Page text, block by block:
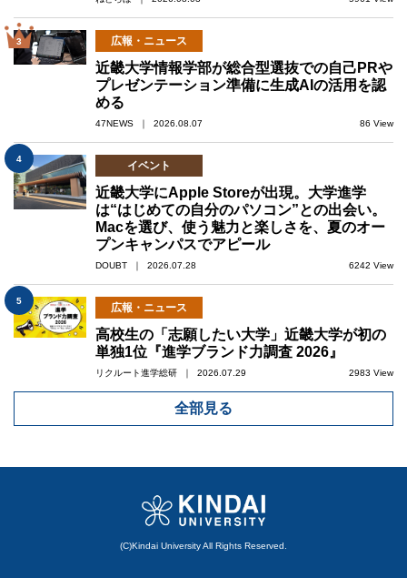
3 広報・ニュース
近畿大学情報学部が総合型選抜での自己PRや
プレゼンテーション準備に生成AIの活用を認
める
47NEWS ｜ 2026.08.07 86 View
4
イベント
近畿大学にApple Storeが出現。大学進学
は“はじめての自分のパソコン”との出会い。
Macを選び、使う魅力と楽しさを、夏のオー
プンキャンパスでアピール
DOUBT ｜ 2026.07.28 6242 View
5
広報・ニュース
高校生の「志願したい大学」近畿大学が初の
単独1位『進学ブランド力調査 2026』
リクルート進学総研 ｜ 2026.07.29 2983 View
全部見る
(C)Kindai University All Rights Reserved.